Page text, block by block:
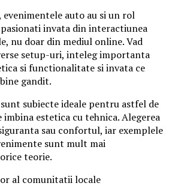
auto au si un rol
invata din interactiunea
nu doar din mediul online. Vad
setup-uri, inteleg importanta
si functionalitate si invata ce
gandit.
subiecte ideale pentru astfel de
estetica cu tehnica. Alegerea
sau confortul, iar exemplele
sunt mult mai
teorie.
al comunitatii locale